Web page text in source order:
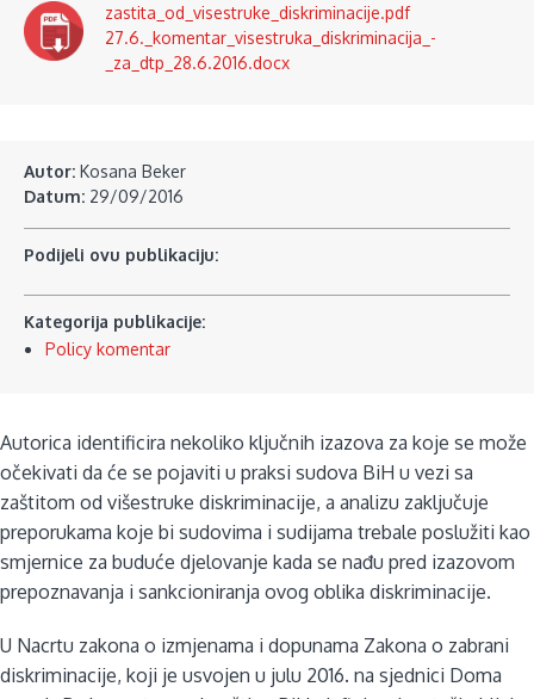
zastita_od_visestruke_diskriminacije.pdf
27.6._komentar_visestruka_diskriminacija_-
_za_dtp_28.6.2016.docx
Autor: Kosana Beker
Datum: 29/09/2016
Podijeli ovu publikaciju:
Kategorija publikacije:
Policy komentar
Autorica identificira nekoliko ključnih izazova za koje se može
očekivati da će se pojaviti u praksi sudova BiH u vezi sa
zaštitom od višestruke diskriminacije, a analizu zaključuje
preporukama koje bi sudovima i sudijama trebale poslužiti kao
smjernice za buduće djelovanje kada se nađu pred izazovom
prepoznavanja i sankcioniranja ovog oblika diskriminacije.
U Nacrtu zakona o izmjenama i dopunama Zakona o zabrani
diskriminacije, koji je usvojen u julu 2016. na sjednici Doma